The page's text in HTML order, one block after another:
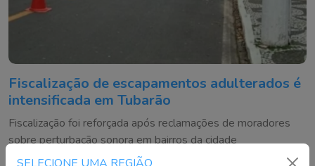
SELECIONE UMA REGIÃO
Fiscalização de escapamentos adulterados é
intensificada em Tubarão
Fiscalização foi reforçada após reclamações de moradores
sobre perturbação sonora em bairros da cidade